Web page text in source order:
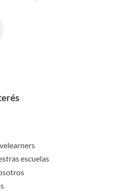
escuelas